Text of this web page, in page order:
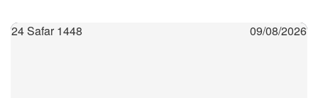
24 Safar 1448 09/08/2026